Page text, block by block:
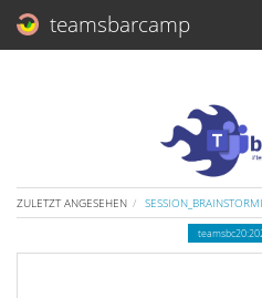
teamsbarcamp
ZULETZT ANGESEHEN